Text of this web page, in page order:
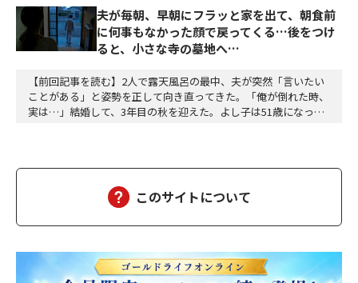
夫が毎朝、早朝にフラッと家を出て、朝食前
に何事もなかった顔で戻ってくる…後をつけ
ると、小さな寺の墓地へ…
【前回記事を読む】2人で露天風呂の最中、夫が突然「言いたい
ことがある」と姿勢を正して向き直ってきた。「俺が倒れた時、
実は…」結婚して、3年目の秋を迎えた。よし子は51歳になっ
ん、幸せになった）夫の雅彦は、相変わらず口数は多くな…
このサイトについて